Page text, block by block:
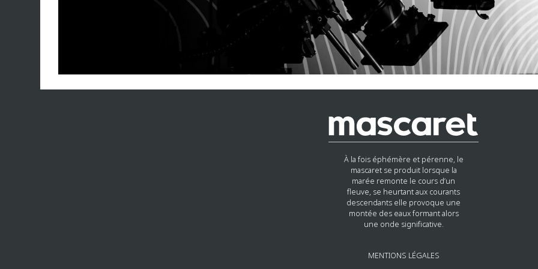
À la fois éphémère et pérenne, le
mascaret se produit lorsque la
marée remonte le cours d’un
fleuve, se heurtant aux courants
descendants elle provoque une
montée des eaux formant alors
une onde significative.
MENTIONS LÉGALES